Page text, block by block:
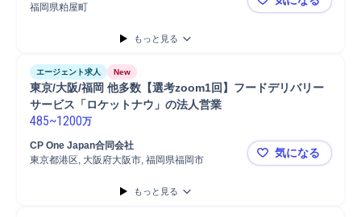
福岡県粕屋町
【法人営業
もっと見る
エージェント求人 New
東京/大阪/福岡 他多数【選考zoom1回】フードデリバリー
サービス「ロケットナウ」の法人営業
485~1200万
CP One Japan合同会社
東京都港区, 大阪府大阪市, 福岡県福岡市
東京/大阪/
気になる
もっと見る